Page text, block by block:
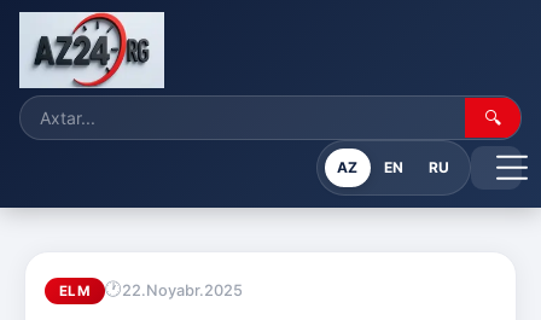
🔍
AZ EN RU
ELM 22.Noyabr.2025